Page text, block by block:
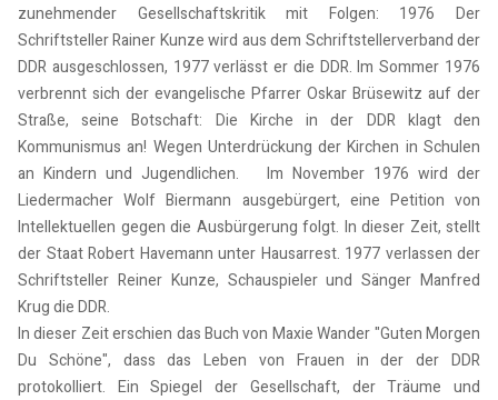
zunehmender Gesellschaftskritik mit Folgen: 1976 Der
Schriftsteller Rainer Kunze wird aus dem Schriftstellerverband der
DDR ausgeschlossen, 1977 verlässt er die DDR. Im Sommer 1976
verbrennt sich der evangelische Pfarrer Oskar Brüsewitz auf der
Straße, seine Botschaft: Die Kirche in der DDR klagt den
Kommunismus an! Wegen Unterdrückung der Kirchen in Schulen
an Kindern und Jugendlichen. Im November 1976 wird der
Liedermacher Wolf Biermann ausgebürgert, eine Petition von
Intellektuellen gegen die Ausbürgerung folgt. In dieser Zeit, stellt
der Staat Robert Havemann unter Hausarrest. 1977 verlassen der
Schriftsteller Reiner Kunze, Schauspieler und Sänger Manfred
Krug die DDR.
In dieser Zeit erschien das Buch von Maxie Wander "Guten Morgen
Du Schöne", dass das Leben von Frauen in der der DDR
protokolliert. Ein Spiegel der Gesellschaft, der Träume und